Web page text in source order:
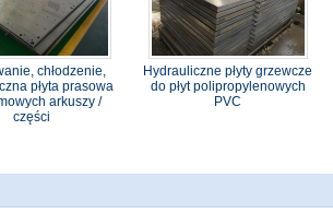
chłodzenie,
płyta prasowa
arkuszy /
części
Hydrauliczne płyty grzewcze
do płyt polipropylenowych
PVC